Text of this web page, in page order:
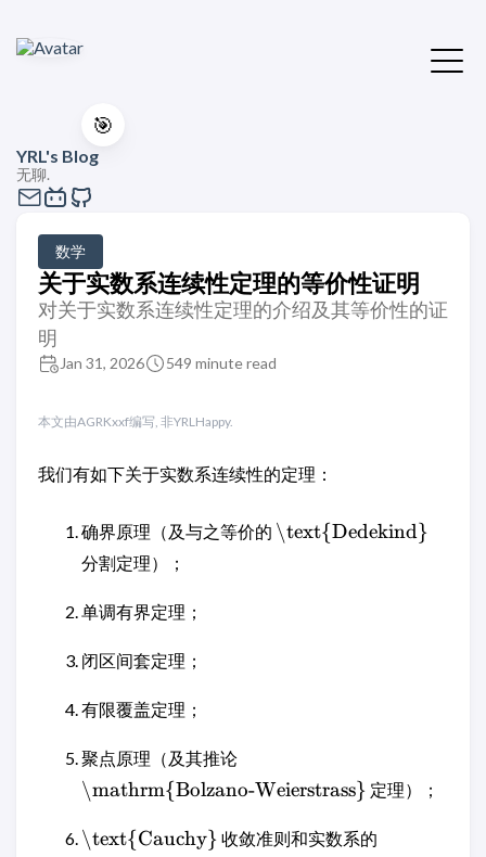
🎯
YRL's Blog
无聊.
数学
关于实数系连续性定理的等价性证明
对关于实数系连续性定理的介绍及其等价性的证
明
Jan 31, 2026 549 minute read
本文由AGRKxxf编写, 非YRLHappy.
我们有如下关于实数系连续性的定理：
确界原理（及与之等价的 \text{Dedekind}
分割定理）；
单调有界定理；
闭区间套定理；
有限覆盖定理；
聚点原理（及其推论
\mathrm{Bolzano-Weierstrass} 定理）；
\text{Cauchy} 收敛准则和实数系的